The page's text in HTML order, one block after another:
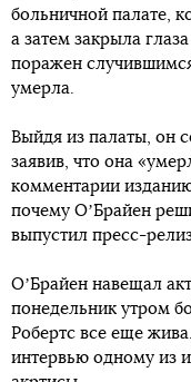
больничной палате,
а затем закрыла
поражен
умерла.
Выйдя из палаты, он
заявив, что она
комментарии
почему ОʼБрайен
выпустил пресс-
ОʼБрайен навещал
понедельник утром
Робертс все еще
интервью одному из